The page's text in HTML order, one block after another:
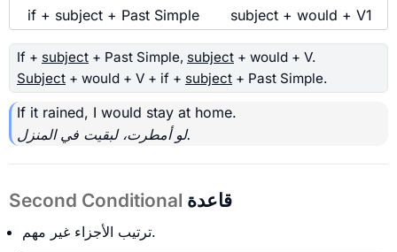
if + subject + Past Simple subject + would + V1
If + subject + Past Simple, subject + would + V.
Subject + would + V + if + subject + Past Simple.
If it rained, I would stay at home.
لو أمطرت، لبقيت في المنزل.
Second Conditional قاعدة
ترتيب الأجزاء غير مهم.